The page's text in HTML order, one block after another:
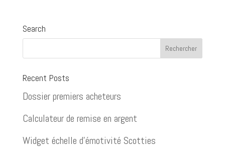
Search
Recent Posts
Dossier premiers acheteurs
Calculateur de remise en argent
Widget échelle d’émotivité Scotties